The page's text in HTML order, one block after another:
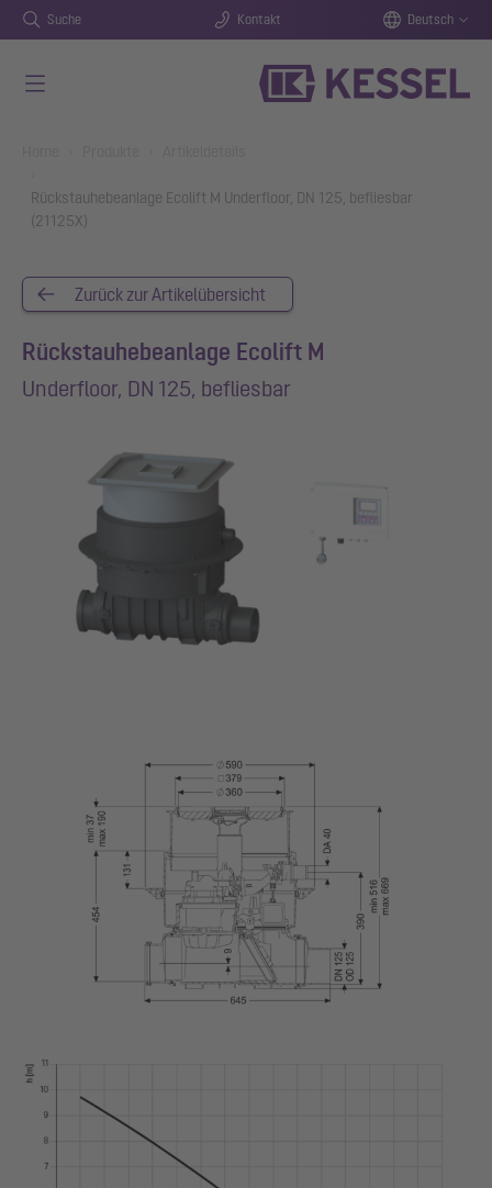
Suche Kontakt Deutsch
Rückstauhebeanlage Ecolift M Underfloor, DN 125, befliesbar
(21125X)
Zurück zur Artikelübersicht
Rückstauhebeanlage Ecolift M
Underfloor, DN 125, befliesbar